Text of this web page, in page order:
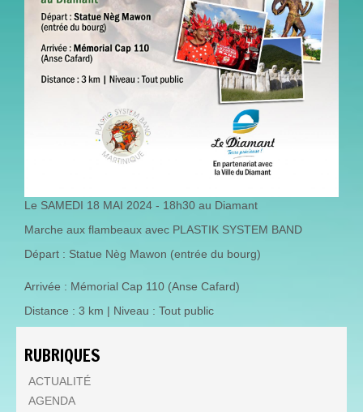
Le SAMEDI 18 MAI 2024 - 18h30 au Diamant
Marche aux flambeaux avec PLASTIK SYSTEM BAND
Départ : Statue Nèg Mawon (entrée du bourg)
Arrivée : Mémorial Cap 110 (Anse Cafard)
Distance : 3 km | Niveau : Tout public
RUBRIQUES
ACTUALITÉ
AGENDA